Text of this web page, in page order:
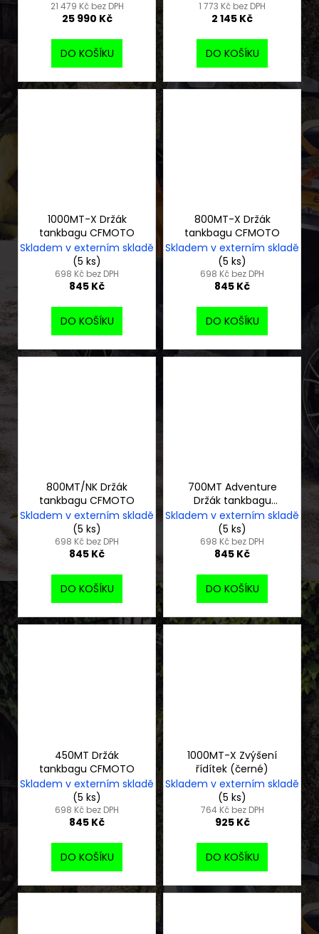
21 479 Kč bez DPH
25 990 Kč
DO KOŠÍKU
1 773 Kč bez DPH
2 145 Kč
DO KOŠÍKU
1000MT-X Držák
tankbagu CFMOTO
Skladem v externím skladě
(5 ks)
698 Kč bez DPH
845 Kč
DO KOŠÍKU
800MT-X Držák
tankbagu CFMOTO
Skladem v externím skladě
(5 ks)
698 Kč bez DPH
845 Kč
DO KOŠÍKU
800MT/NK Držák
tankbagu CFMOTO
Skladem v externím skladě
(5 ks)
698 Kč bez DPH
845 Kč
DO KOŠÍKU
700MT Adventure
Držák tankbagu
CFMOTO
Skladem v externím skladě
(5 ks)
698 Kč bez DPH
845 Kč
DO KOŠÍKU
450MT Držák
tankbagu CFMOTO
Skladem v externím skladě
(5 ks)
698 Kč bez DPH
845 Kč
DO KOŠÍKU
1000MT-X Zvýšení
řídítek (černé)
Skladem v externím skladě
(5 ks)
764 Kč bez DPH
925 Kč
DO KOŠÍKU